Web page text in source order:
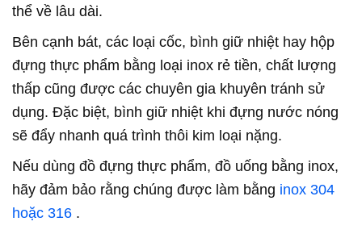
thể về lâu dài.
Bên cạnh bát, các loại cốc, bình giữ nhiệt hay hộp
đựng thực phẩm bằng loại inox rẻ tiền, chất lượng
thấp cũng được các chuyên gia khuyên tránh sử
dụng. Đặc biệt, bình giữ nhiệt khi đựng nước nóng
sẽ đẩy nhanh quá trình thôi kim loại nặng.
Nếu dùng đồ đựng thực phẩm, đồ uống bằng inox,
hãy đảm bảo rằng chúng được làm bằng inox 304
hoặc 316 .